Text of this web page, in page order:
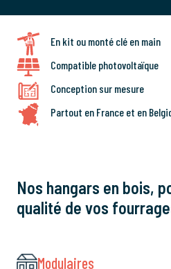
En kit ou monté clé en main
Compatible photovoltaïque
Conception sur mesure
Partout en France et en
Nos hangars en bois,
qualité de vos
Modulaires